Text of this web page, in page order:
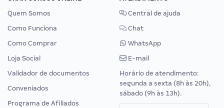
Quem Somos
Como Funciona
Como Comprar
Loja Social
Validador de documentos
Conveniados
Programa de Afiliados
Central de ajuda
Chat
WhatsApp
E-mail
Horário de atendimento:
segunda a sexta (8h às 20h),
sábado (9h às 13h).